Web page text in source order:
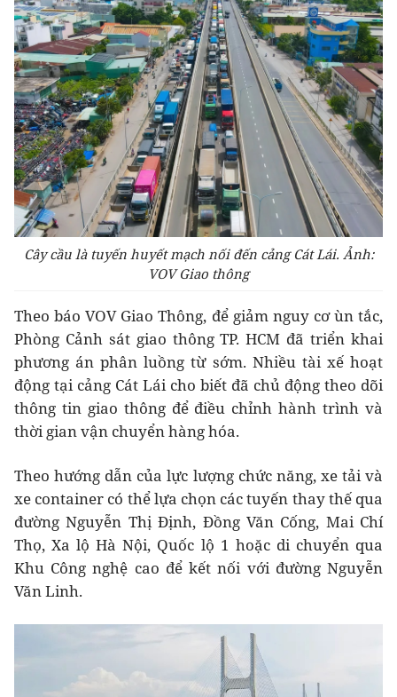
Cây cầu là tuyến huyết mạch nối đến cảng Cát Lái. Ảnh:
VOV Giao thông
Theo báo VOV Giao Thông, để giảm nguy cơ ùn tắc,
Phòng Cảnh sát giao thông TP. HCM đã triển khai
phương án phân luồng từ sớm. Nhiều tài xế hoạt
động tại cảng Cát Lái cho biết đã chủ động theo dõi
thông tin giao thông để điều chỉnh hành trình và
thời gian vận chuyển hàng hóa.
Theo hướng dẫn của lực lượng chức năng, xe tải và
xe container có thể lựa chọn các tuyến thay thế qua
đường Nguyễn Thị Định, Đồng Văn Cống, Mai Chí
Thọ, Xa lộ Hà Nội, Quốc lộ 1 hoặc di chuyển qua
Khu Công nghệ cao để kết nối với đường Nguyễn
Văn Linh.